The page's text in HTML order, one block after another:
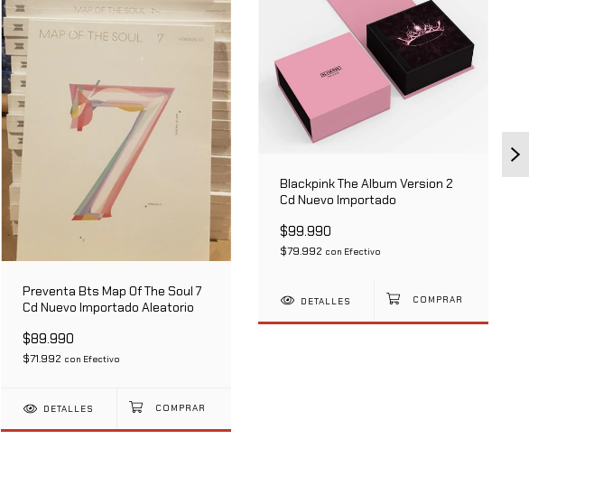
Preventa Bts Map Of The Soul 7
Cd Nuevo Importado Aleatorio
$89.990
$71.992 con Efectivo
DETALLES
Blackpink The Album Version 2
Cd Nuevo Importado
$99.990
$79.992 con Efectivo
DETALLES